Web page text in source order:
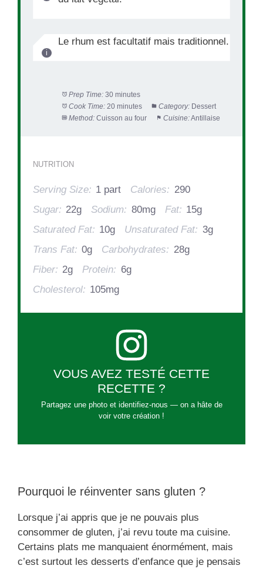
Le rhum est facultatif mais traditionnel.
Prep Time: 30 minutes
Cook Time: 20 minutes Category: Dessert
Method: Cuisson au four Cuisine:Antillaise
NUTRITION
Serving Size: 1 part Calories: 290
Sugar: 22g Sodium: 80mg Fat: 15g
Saturated Fat: 10g Unsaturated Fat: 3g
Trans Fat: 0g Carbohydrates: 28g
Fiber: 2g Protein: 6g
Cholesterol: 105mg
VOUS AVEZ TESTÉ CETTE
RECETTE ?
Partagez une photo et identifiez-nous — on a hâte de
voir votre création !
Pourquoi le réinventer sans gluten ?
Lorsque j’ai appris que je ne pouvais plus
consommer de gluten, j’ai revu toute ma cuisine.
Certains plats me manquaient énormément, mais
c’est surtout les desserts d’enfance que je pensais